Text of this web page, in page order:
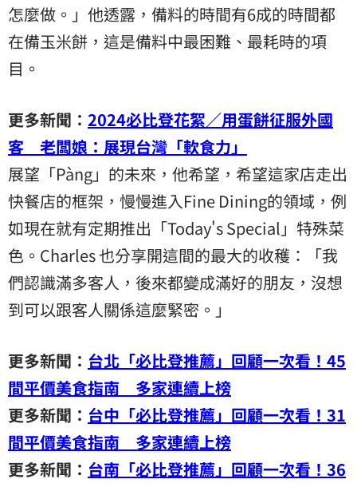
怎麼做。」他透露，備料的時間有6成的時間都
在備玉米餅，這是備料中最困難、最耗時的項
目。
更多新聞： 2024必比登花絮／用蛋餅征服外國
客 老闆娘：展現台灣「軟食力」
展望「Pàng」的未來，他希望，希望這家店走出
快餐店的框架，慢慢進入Fine Dining的領域，例
如現在就有定期推出「Today's Special」特殊菜
色。Charles 也分享開這間的最大的收穫：「我
們認識滿多客人，後來都變成滿好的朋友，沒想
到可以跟客人關係這麼緊密。」
更多新聞： 台北「必比登推薦」回顧一次看！45
間平價美食指南 多家連續上榜
更多新聞： 台中「必比登推薦」回顧一次看！31
間平價美食指南 多家連續上榜
更多新聞： 台南「必比登推薦」回顧一次看！36